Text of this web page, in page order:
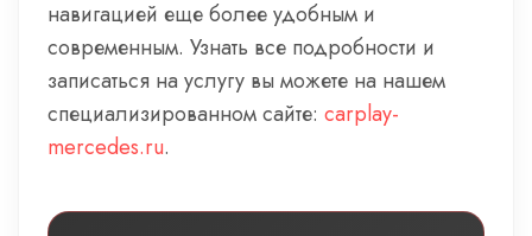
навигацией еще более удобным и
современным. Узнать все подробности и
записаться на услугу вы можете на нашем
специализированном сайте: carplay-
mercedes.ru.